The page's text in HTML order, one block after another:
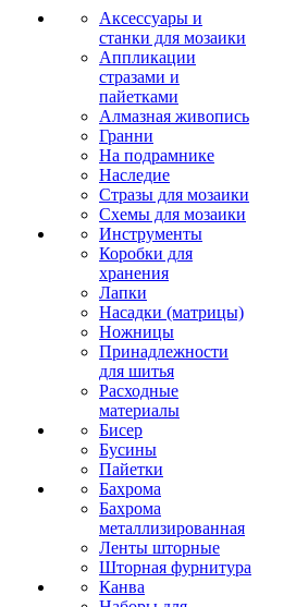
Аксессуары и
станки для мозаики
Аппликации
стразами и
пайетками
Алмазная живопись
Гранни
На подрамнике
Наследие
Стразы для мозаики
Схемы для мозаики
Инструменты
Коробки для
хранения
Лапки
Насадки (матрицы)
Ножницы
Принадлежности
для шитья
Расходные
материалы
Бисер
Бусины
Пайетки
Бахрома
Бахрома
металлизированная
Ленты шторные
Шторная фурнитура
Канва